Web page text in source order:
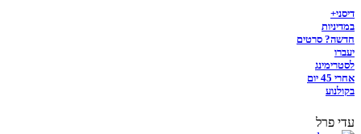
דיסני+
במדיניות
חדשה? סרטים
יעברו
לסטרימינג
אחרי 45 יום
בקולנוע
עדי פרל